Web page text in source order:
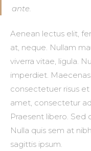
ante.
Aenean lectus elit,
at, neque. Nullam
viverra vitae, ligula.
imperdiet.
consectetuer risus
amet, consectetur
Praesent libero. Sed
Nulla quis sem at
sagittis ipsum.